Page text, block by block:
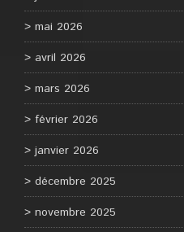
mai 2026
avril 2026
mars 2026
février 2026
janvier 2026
décembre 2025
novembre 2025